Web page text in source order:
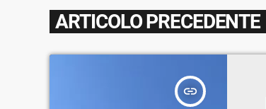
ARTICOLO PRECEDENTE
insert_link